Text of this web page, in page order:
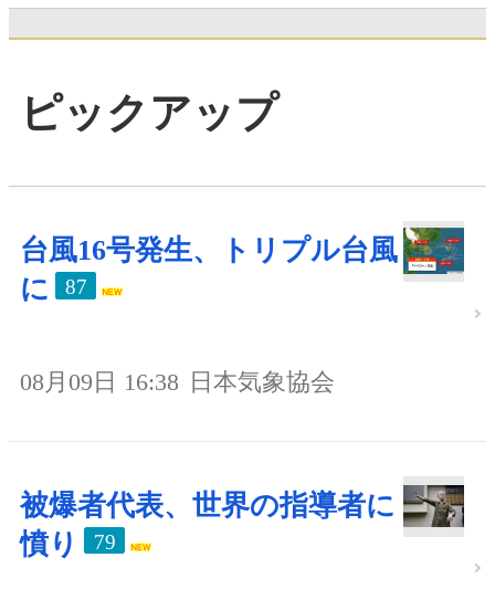
ピックアップ
台風16号発生、トリプル台風
に
87
08月09日 16:38 日本気象協会
被爆者代表、世界の指導者に
憤り
79